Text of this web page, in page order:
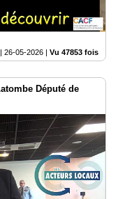
26-05-2026 | Vu 47853 fois
Député de